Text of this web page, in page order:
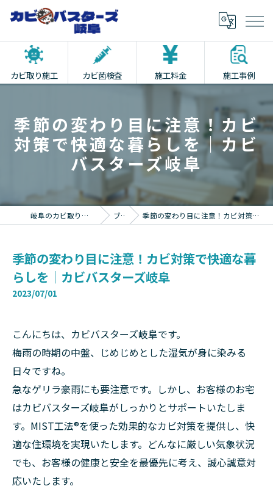
カビ取り施工 カビ菌検査 施工料金 施工事例
季節の変わり目に注意！カビ
対策で快適な暮らしを｜カビ
バスターズ岐阜
岐阜のカビ取りならカビバスターズ岐阜 ブログ 季節の変わり目に注意！カビ対策で快適な暮らしを｜カビバスターズ岐阜
季節の変わり目に注意！カビ対策で快適な暮
らしを｜カビバスターズ岐阜
2023/07/01
こんにちは、カビバスターズ岐阜です。
梅雨の時期の中盤、じめじめとした湿気が身に染みる
日々ですね。
急なゲリラ豪雨にも要注意です。しかし、お客様のお宅
はカビバスターズ岐阜がしっかりとサポートいたしま
す。MIST工法®︎を使った効果的なカビ対策を提供し、快
適な住環境を実現いたします。どんなに厳しい気象状況
でも、お客様の健康と安全を最優先に考え、誠心誠意対
応いたします。